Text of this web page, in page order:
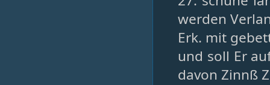
werden
Erk. mit
und soll Er
davon Zinnß